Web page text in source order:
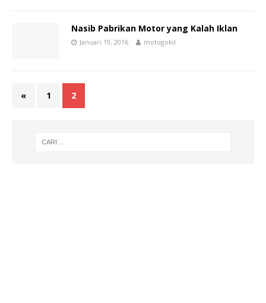
Nasib Pabrikan Motor yang Kalah Iklan
Januari 19, 2016 motogokil
« 1 2